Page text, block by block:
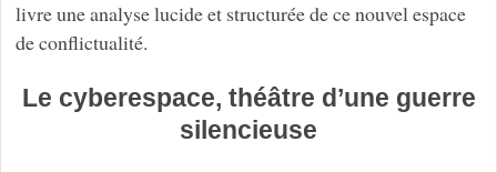
livre une analyse lucide et structurée de ce nouvel espace
de conflictualité.
Le cyberespace, théâtre d’une guerre
silencieuse